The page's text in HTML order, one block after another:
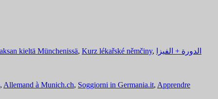
kieltä Münchenissä, Kurz lékařské němčiny, الدورة + الفيزا
, Allemand à Munich.ch, Soggiorni in Germania.it, Apprendre